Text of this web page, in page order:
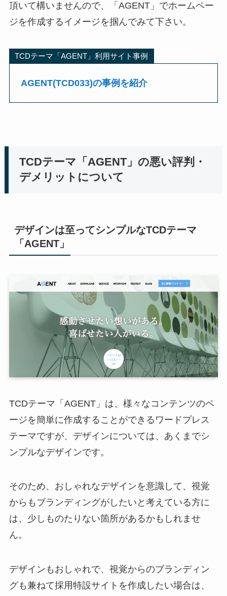
頂いて構いませんので、「AGENT」でホームペー
ジを作成するイメージを掴んでみて下さい。
TCDテーマ「AGENT」利用サイト事例
AGENT(TCD033)の事例を紹介
TCDテーマ「AGENT」の悪い評判・
デメリットについて
デザインは至ってシンプルなTCDテーマ
「AGENT」
TCDテーマ「AGENT」は、様々なコンテンツのペ
ージを簡単に作成することができるワードプレス
テーマですが、デザインについては、あくまでシ
ンプルなデザインです。
そのため、おしゃれなデザインを意識して、視覚
からもブランディングがしたいと考えている方に
は、少しものたりない箇所があるかもしれませ
ん。
デザインもおしゃれで、視覚からのブランディン
グも兼ねて採用特設サイトを作成したい場合は、